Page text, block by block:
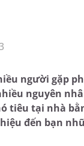
người gặp
nguyên
tiêu tại nhà
đến bạn